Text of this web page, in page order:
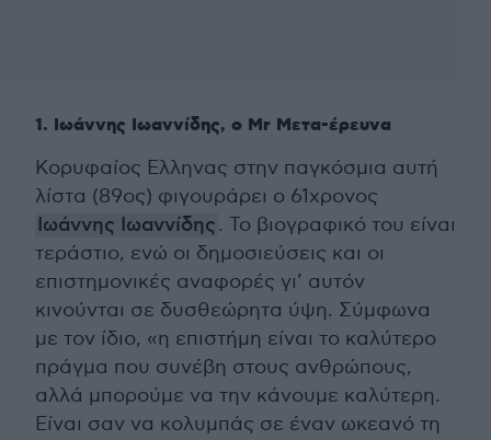
1. Ιωάννης Ιωαννίδης, ο Mr Μετα-έρευνα
Κορυφαίος Ελληνας στην παγκόσμια αυτή
λίστα (89ος) φιγουράρει ο 61χρονος
Ιωάννης Ιωαννίδης. Το βιογραφικό του είναι
τεράστιο, ενώ οι δημοσιεύσεις και οι
επιστημονικές αναφορές γι’ αυτόν
κινούνται σε δυσθεώρητα ύψη. Σύμφωνα
με τον ίδιο, «η επιστήμη είναι το καλύτερο
πράγμα που συνέβη στους ανθρώπους,
αλλά μπορούμε να την κάνουμε καλύτερη.
Είναι σαν να κολυμπάς σε έναν ωκεανό τη